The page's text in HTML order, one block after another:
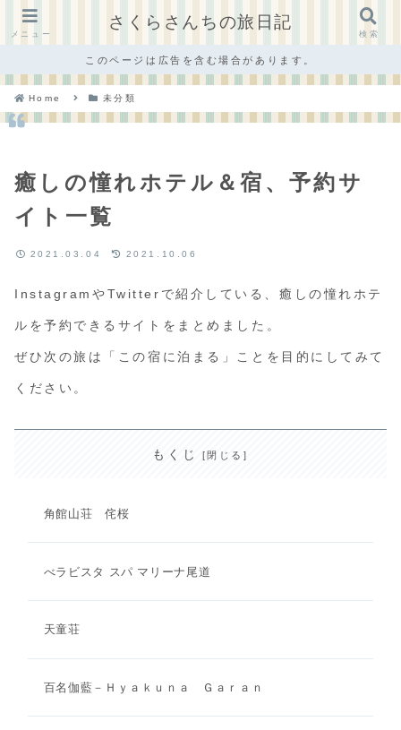
このページは広告を含む場合があります。
Home 未分類
癒しの憧れホテル＆宿、予約サ
イト一覧
2021.03.04 2021.10.06
InstagramやTwitterで紹介している、癒しの憧れホテ
ルを予約できるサイトをまとめました。
ぜひ次の旅は「この宿に泊まる」ことを目的にしてみて
ください。
もくじ
角館山荘 侘桜
べラビスタ スパ マリーナ尾道
天童荘
百名伽藍－Ｈｙａｋｕｎａ Ｇａｒａｎ
メニュー
さくらさんちの旅日記
検索